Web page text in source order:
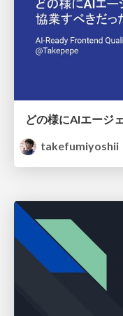
どの様にAIエージ
takefumiyoshii